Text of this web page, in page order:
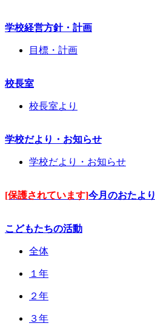
学校経営方針・計画
目標・計画
校長室
校長室より
学校だより・お知らせ
学校だより・お知らせ
[保護されています]今月のおたより
こどもたちの活動
全体
１年
２年
３年